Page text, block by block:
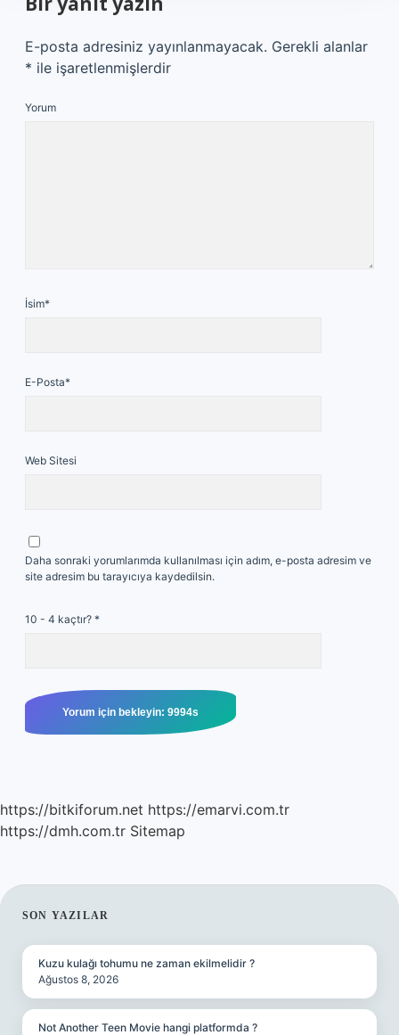
E-posta adresiniz yayınlanmayacak. Gerekli alanlar
* ile işaretlenmişlerdir
Yorum
İsim*
E-Posta*
Web Sitesi
Daha sonraki yorumlarımda kullanılması için adım, e-posta adresim ve
site adresim bu tarayıcıya kaydedilsin.
10 - 4 kaçtır? *
https://bitkiforum.net https://emarvi.com.tr
https://dmh.com.tr Sitemap
SIDEBAR
SON YAZILAR
Kuzu kulağı tohumu ne zaman ekilmelidir ?
Ağustos 8, 2026
Not Another Teen Movie hangi platformda ?